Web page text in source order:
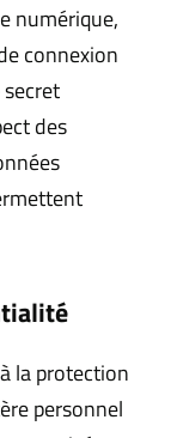
numérique,
connexion
des
la protection
personnel